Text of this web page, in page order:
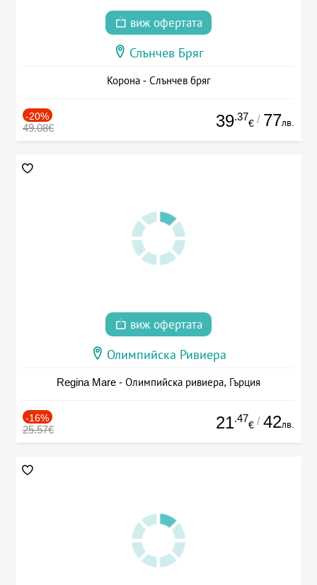
виж офертата
Слънчев Бряг
Корона - Слънчев бряг
-20%
49.08€ 39.37
€ / 77лв.
виж офертата
Олимпийска Ривиера
Regina Mare - Олимпийска ривиера, Гърция
-16%
25.57€ 21.47
€ / 42лв.